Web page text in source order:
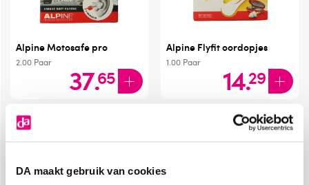
DA maakt gebruik van cookies
Alpine Motosafe pro
2.00 Paar 37.65
Alpine Flyfit oordopjes
1.00 Paar 14.29